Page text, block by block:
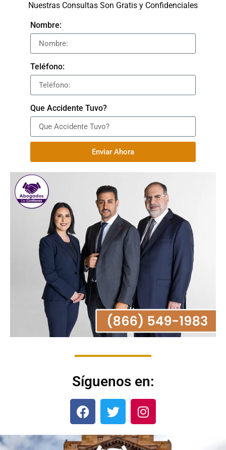
Nuestras Consultas Son Gratis y Confidenciales
Nombre:
Teléfono:
Que Accidente Tuvo?
Enviar Ahora
Síguenos en: